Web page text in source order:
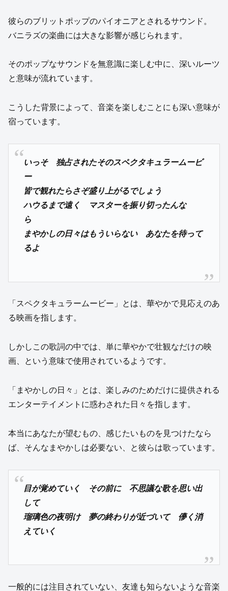
彼らのブリットポップのパイオニアとされるサウンド。
バニラズの楽曲には大きな影響が感じられます。
そのポップなサウンドを無意識に楽しむ中に、深いルーツ
と意味が流れています。
こうした背景によって、音楽を楽しむことにも深い意味が
宿っています。
いっそ 独占されたそのスペクタキュラームービ
ー
皆で観れたらさぞ盛り上がるでしょう
ハウるまで遠く マスターを振り切ったんな
ら
まやかしの日々はもういらない あなたを待って
るよ
「スペクタキュラームービー」とは、華やかで見応えのあ
る映画を指します。
しかしこの歌詞の中では、単に華やかで壮観なだけの映
画、という意味で使用されているようです。
「まやかしの日々」とは、楽しみのためだけに提供される
エンターテイメントに惑わされた日々を指します。
本当にあなたが望むもの、感じたいものを見つけたなら
ば、そんなまやかしは必要ない、と彼らは歌っています。
目が覚めていく その前に 不思議な歌を思い出
して
瑠璃色の夜明け 夢の終わりが近づいて 儚く消
えていく
一般的には注目されていない、友達も知らないような音楽